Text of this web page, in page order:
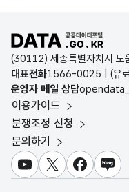
D-데이터허브
인천데이터포털
울산광역시 데이터포털
전남광주통합특별시 빅데
대전광역시 데이터포털
세종특별자치시 데이터포털
충청북도 데이터허브
국토교통부 공간정보오픈
환경부 환경데이터포털
문화데이터광장
농림축산식품 공공데이터
보건의료빅데이터개방시스
식품의약품안전처 데이터
교육통계서비스
공공데이터포털 바로가기
(30112) 세종특별자치시 도
대표전화1566-0025 | (유
운영자 메일 상담
이용가이드
분쟁조정 신청
문의하기
유튜브X 페이스북
블로